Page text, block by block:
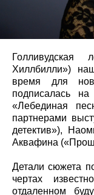
Голливудская
Хиллбилли»)
время для
подписалась
«Лебединая
партнерами
детектив»),
Аквафина
Детали сюжета
чертах
отдаленном